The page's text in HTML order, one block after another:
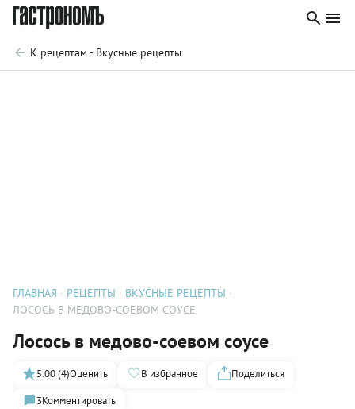
К рецептам - Вкусные рецепты
ГЛАВНАЯ РЕЦЕПТЫ
ВКУСНЫЕ РЕЦЕПТЫ
ЛОСОСЬ В МЕДОВО-СОЕВОМ СОУСЕ
Лосось в медово-соевом соусе
5.00 (4)Оценить В избранное
Поделиться
3Комментировать